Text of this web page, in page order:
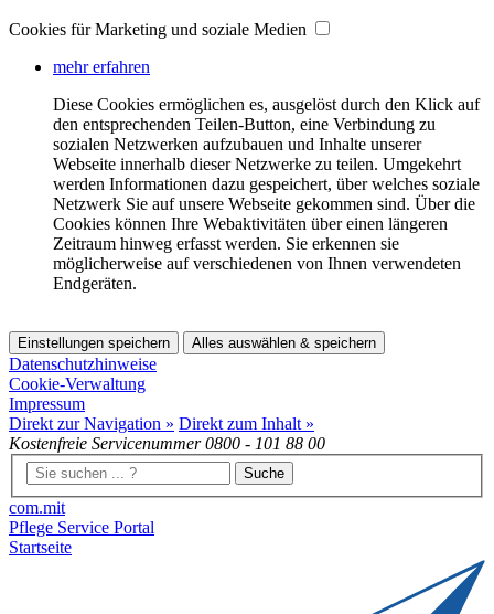
Cookies für Marketing und soziale Medien
mehr erfahren
Diese Cookies ermöglichen es, ausgelöst durch den Klick auf
den entsprechenden Teilen-Button, eine Verbindung zu
sozialen Netzwerken aufzubauen und Inhalte unserer
Webseite innerhalb dieser Netzwerke zu teilen. Umgekehrt
werden Informationen dazu gespeichert, über welches soziale
Netzwerk Sie auf unsere Webseite gekommen sind. Über die
Cookies können Ihre Webaktivitäten über einen längeren
Zeitraum hinweg erfasst werden. Sie erkennen sie
möglicherweise auf verschiedenen von Ihnen verwendeten
Endgeräten.
Einstellungen speichern Alles auswählen & speichern
Datenschutzhinweise
Cookie-Verwaltung
Impressum
Direkt zur Navigation » Direkt zum Inhalt »
Kostenfreie Servicenummer0800 - 101 88 00
Suche
com.mit
Pflege Service Portal
Startseite